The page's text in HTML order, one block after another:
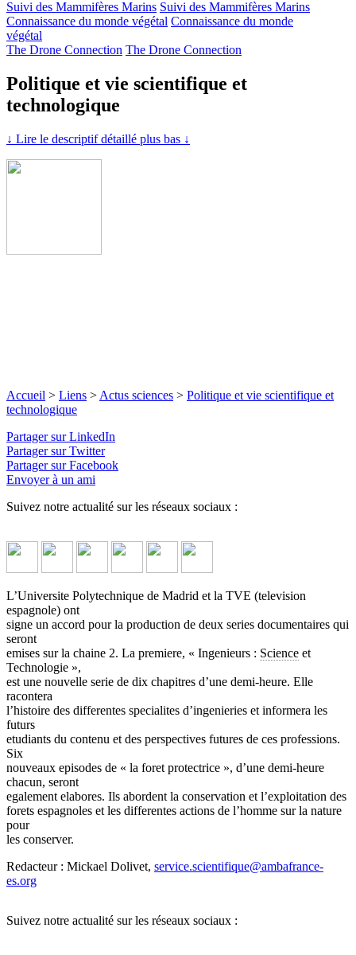
Suivi des Mammifères Marins Suivi des Mammifères Marins
Connaissance du monde végétal Connaissance du monde
végétal
The Drone Connection The Drone Connection
Politique et vie scientifique et
technologique
↓ Lire le descriptif détaillé plus bas ↓
Accueil > Liens > Actus sciences > Politique et vie scientifique et
technologique
Partager sur LinkedIn
Partager sur Twitter
Partager sur Facebook
Envoyer à un ami
Suivez notre actualité sur les réseaux sociaux :
L’Universite Polytechnique de Madrid et la TVE (television
espagnole) ont
signe un accord pour la production de deux series documentaires qui
seront
emises sur la chaine 2. La premiere, « Ingenieurs : Science et
Technologie »,
est une nouvelle serie de dix chapitres d’une demi-heure. Elle
racontera
l’histoire des differentes specialites d’ingenieries et informera les
futurs
etudiants du contenu et des perspectives futures de ces professions.
Six
nouveaux episodes de « la foret protectrice », d’une demi-heure
chacun, seront
egalement elabores. Ils abordent la conservation et l’exploitation des
forets espagnoles et les differentes actions de l’homme sur la nature
pour
les conserver.
Redacteur : Mickael Dolivet, service.scientifique@ambafrance-
es.org
Suivez notre actualité sur les réseaux sociaux :